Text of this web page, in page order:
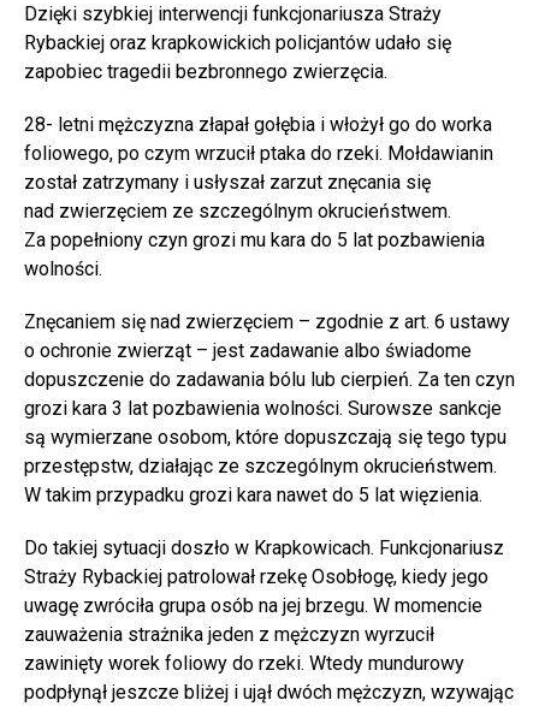
Dzięki szybkiej interwencji funkcjonariusza Straży
Rybackiej oraz krapkowickich policjantów udało się
zapobiec tragedii bezbronnego zwierzęcia.
28- letni mężczyzna złapał gołębia i włożył go do worka
foliowego, po czym wrzucił ptaka do rzeki. Mołdawianin
został zatrzymany i usłyszał zarzut znęcania się
nad zwierzęciem ze szczególnym okrucieństwem.
Za popełniony czyn grozi mu kara do 5 lat pozbawienia
wolności.
Znęcaniem się nad zwierzęciem – zgodnie z art. 6 ustawy
o ochronie zwierząt – jest zadawanie albo świadome
dopuszczenie do zadawania bólu lub cierpień. Za ten czyn
grozi kara 3 lat pozbawienia wolności. Surowsze sankcje
są wymierzane osobom, które dopuszczają się tego typu
przestępstw, działając ze szczególnym okrucieństwem.
W takim przypadku grozi kara nawet do 5 lat więzienia.
Do takiej sytuacji doszło w Krapkowicach. Funkcjonariusz
Straży Rybackiej patrolował rzekę Osobłogę, kiedy jego
uwagę zwróciła grupa osób na jej brzegu. W momencie
zauważenia strażnika jeden z mężczyzn wyrzucił
zawinięty worek foliowy do rzeki. Wtedy mundurowy
podpłynął jeszcze bliżej i ujął dwóch mężczyzn, wzywając